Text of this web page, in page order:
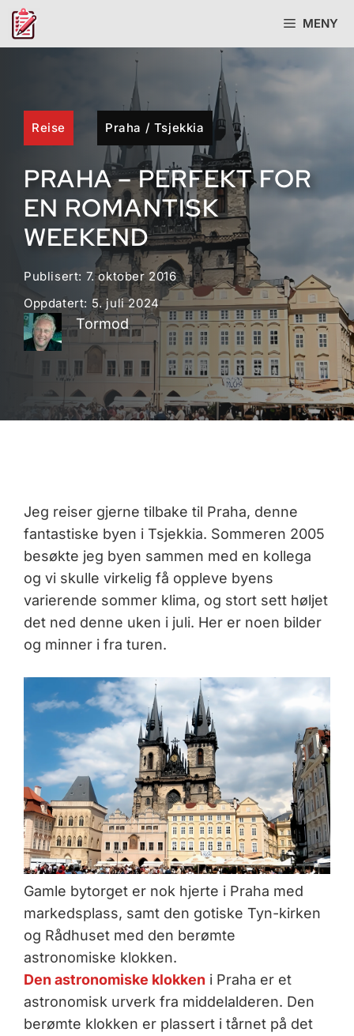
Hopp
MENY
Reise Praha / Tsjekkia
PRAHA – PERFEKT FOR
EN ROMANTISK
WEEKEND
Publisert: 7. oktober 2016
Oppdatert: 5. juli 2024
Tormod
Jeg reiser gjerne tilbake til Praha, denne
fantastiske byen i Tsjekkia. Sommeren 2005
besøkte jeg byen sammen med en kollega
og vi skulle virkelig få oppleve byens
varierende sommer klima, og stort sett høljet
det ned denne uken i juli. Her er noen bilder
og minner i fra turen.
Gamle bytorget er nok hjerte i Praha med
markedsplass, samt den gotiske Tyn-kirken
og Rådhuset med den berømte
astronomiske klokken.
Den astronomiske klokken i Praha er et
astronomisk urverk fra middelalderen. Den
berømte klokken er plassert i tårnet på det